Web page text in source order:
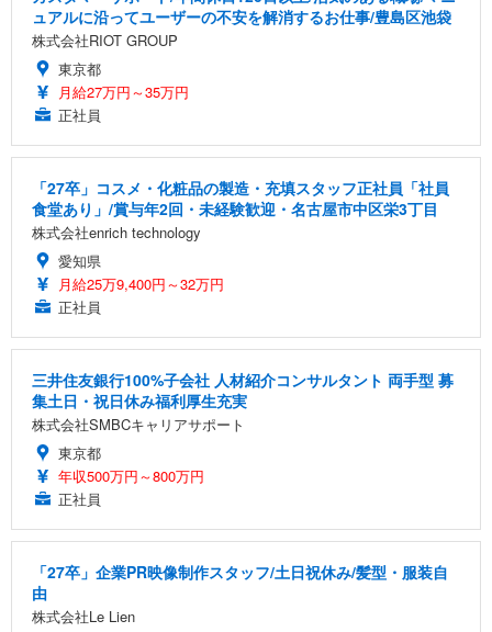
ュアルに沿ってユーザーの不安を解消するお仕事/豊島区池袋
株式会社RIOT GROUP
東京都
月給27万円～35万円
正社員
「27卒」コスメ・化粧品の製造・充填スタッフ正社員「社員
食堂あり」/賞与年2回・未経験歓迎・名古屋市中区栄3丁目
株式会社enrich technology
愛知県
月給25万9,400円～32万円
正社員
三井住友銀行100%子会社 人材紹介コンサルタント 両手型 募
集土日・祝日休み福利厚生充実
株式会社SMBCキャリアサポート
東京都
年収500万円～800万円
正社員
「27卒」企業PR映像制作スタッフ/土日祝休み/髪型・服装自
由
株式会社Le Lien